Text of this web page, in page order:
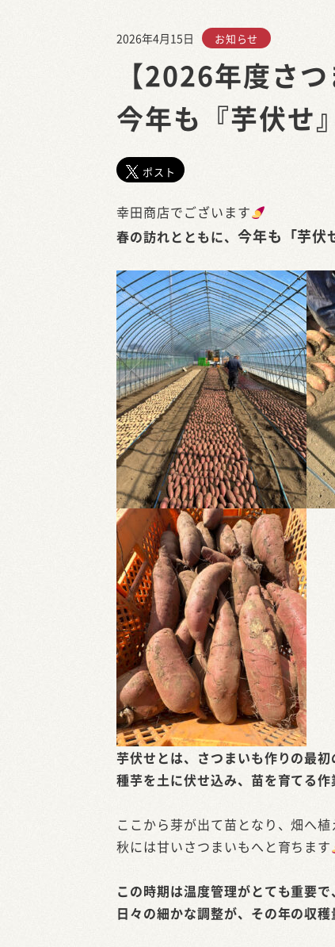
2026年4月15日 お知らせ
【2026年度さ
今年も『芋伏せ
ポスト
幸田商店でございます
春の訪れとともに、 今年も「芋伏
芋伏せとは、さつまいも作りの最初
種芋を土に伏せ込み、苗を育てる作
ここから芽が出て苗となり、畑へ植
秋には甘いさつまいもへと育ちます
この時期は温度管理がとても重要で、
日々の細かな調整が、その年の収